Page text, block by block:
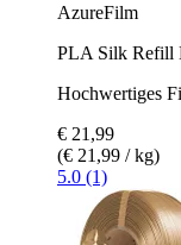
AzureFilm
PLA Silk Refill
Hochwertiges
€ 21,99
(€ 21,99 / kg)
5.0 (1)